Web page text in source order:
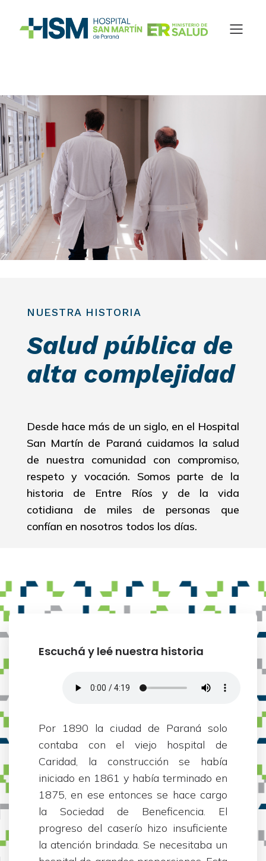
NUESTRA HISTORIA
Salud pública de
alta complejidad
Desde hace más de un siglo, en el Hospital
San Martín de Paraná cuidamos la salud
de nuestra comunidad con compromiso,
respeto y vocación. Somos parte de la
historia de Entre Ríos y de la vida
cotidiana de miles de personas que
confían en nosotros todos los días.
Escuchá y leé nuestra historia
Por 1890 la ciudad de Paraná solo
contaba con el viejo hospital de
Caridad, la construcción se había
iniciado en 1861 y había terminado en
1875, en ese entonces se hace cargo
la Sociedad de Beneficencia. El
progreso del caserío hizo insuficiente
la atención brindada. Se necesitaba un